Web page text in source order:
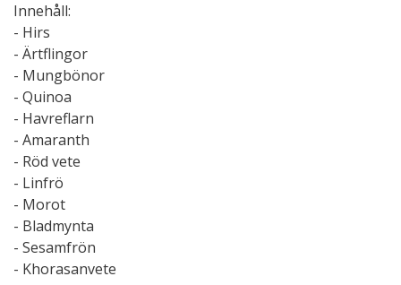
Innehåll:
- Hirs
- Ärtflingor
- Mungbönor
- Quinoa
- Havreflarn
- Amaranth
- Röd vete
- Linfrö
- Morot
- Bladmynta
- Sesamfrön
- Khorasanvete